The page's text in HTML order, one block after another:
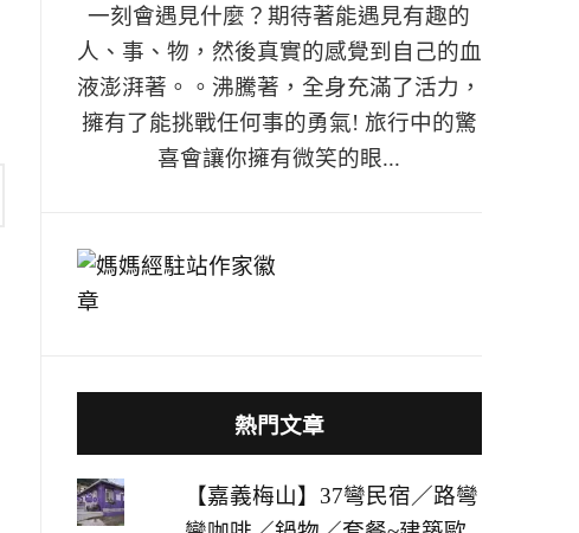
一刻會遇見什麼？期待著能遇見有趣的
人、事、物，然後真實的感覺到自己的血
液澎湃著。。沸騰著，全身充滿了活力，
擁有了能挑戰任何事的勇氣! 旅行中的驚
喜會讓你擁有微笑的眼...
熱門文章
【嘉義梅山】37彎民宿／路彎